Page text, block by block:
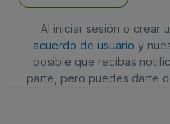
Al iniciar sesión o crear
acuerdo de usuario y
posible que recibas
parte, pero puedes darte